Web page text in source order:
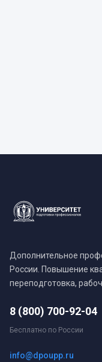
Дополнительное
России. Повышение
переподготовка,
8 (800) 700-92-04
Бесплатно по России
info@dpoupp.ru